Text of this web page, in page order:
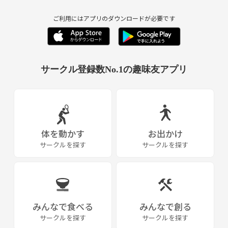
ご利用にはアプリのダウンロードが必要です
サークル登録数No.1の趣味友アプリ
体を動かす
サークルを探す
お出かけ
サークルを探す
みんなで食べる
サークルを探す
みんなで創る
サークルを探す